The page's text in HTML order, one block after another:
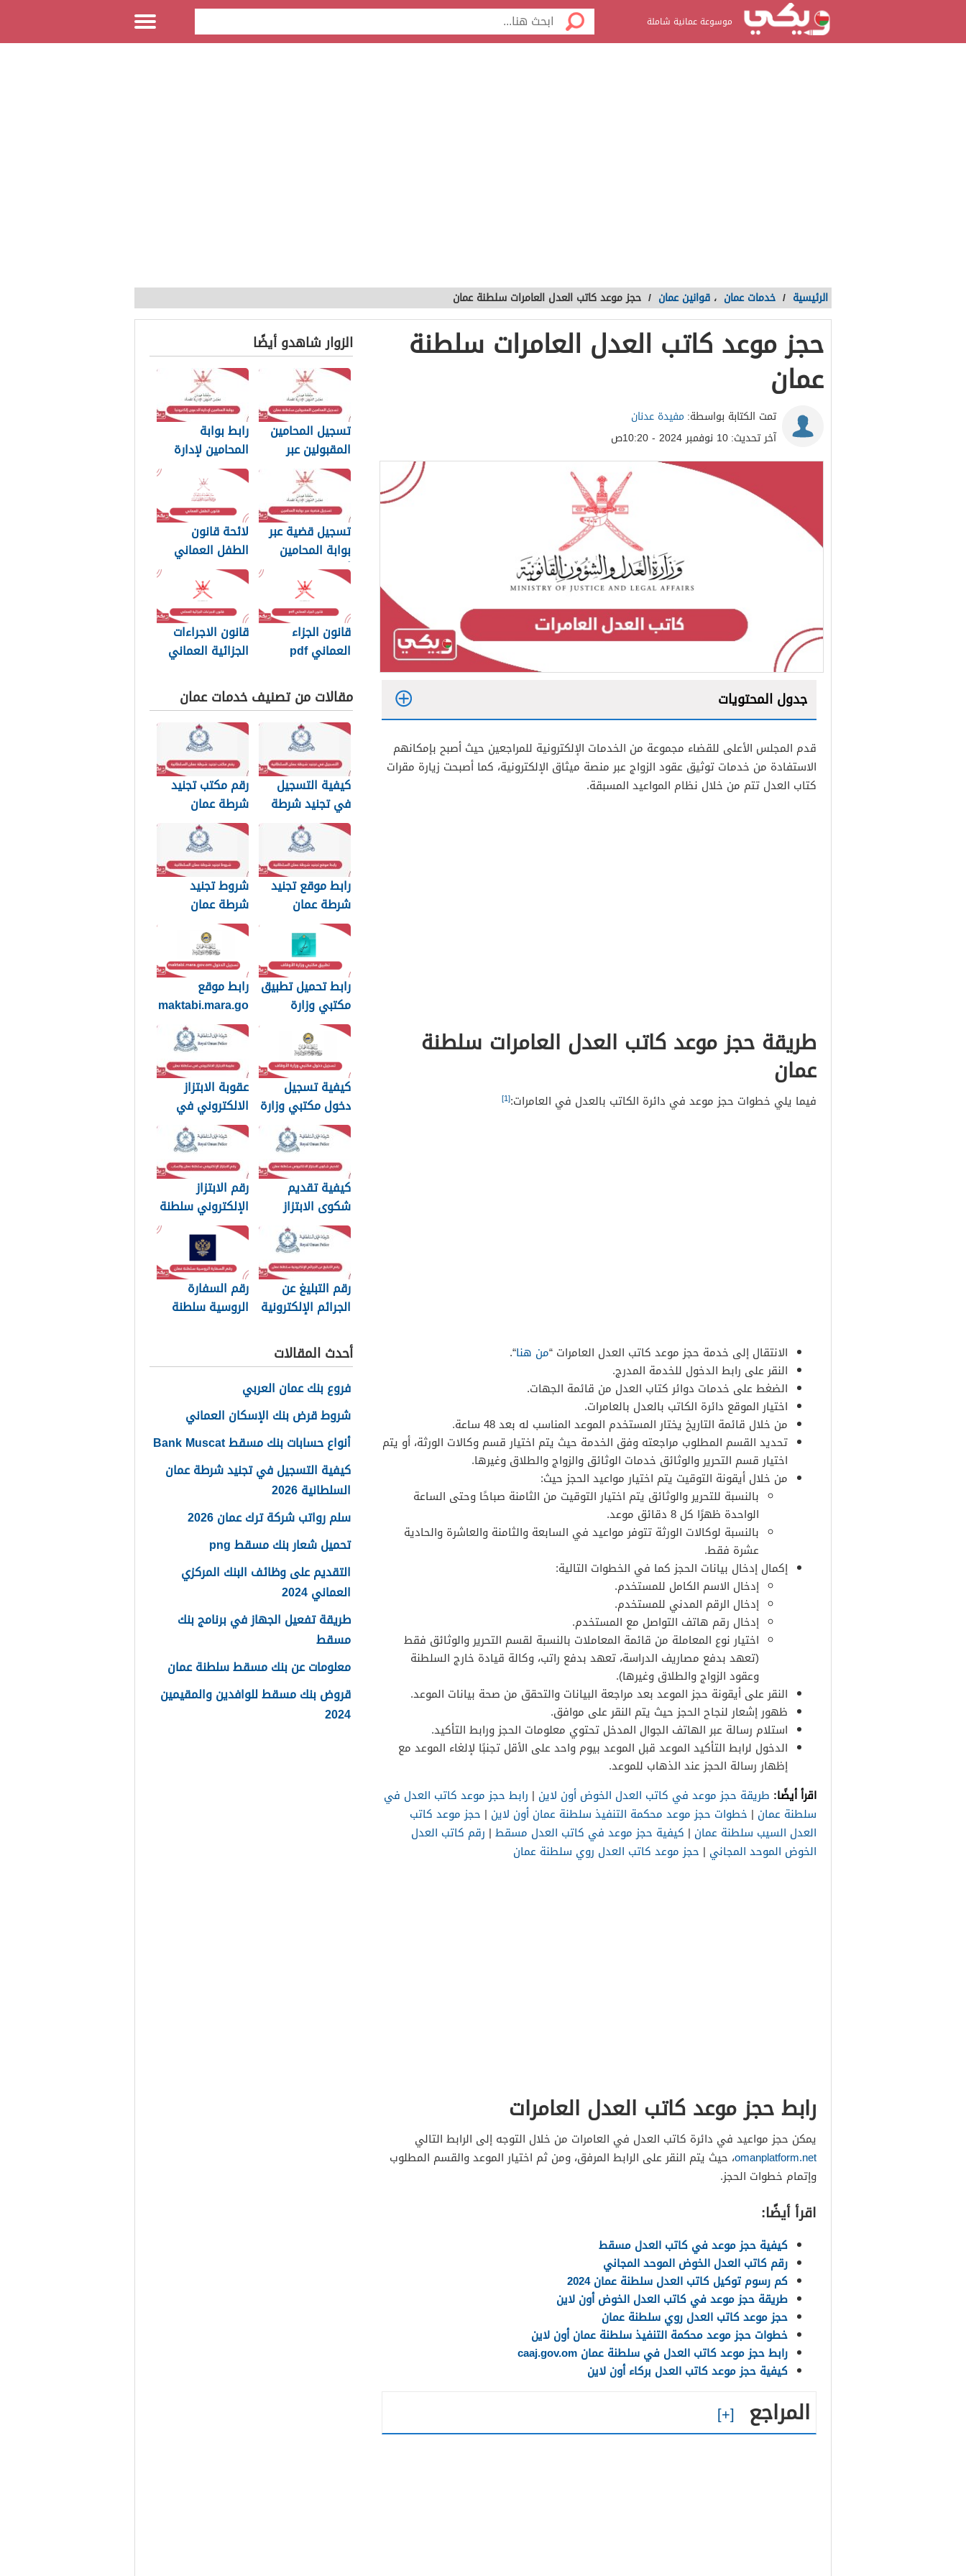
موسوعة عمانية شاملة
الرئيسية / خدمات عمان ، قوانين عمان / حجز موعد كاتب العدل العامرات سلطنة عمان
حجز موعد كاتب العدل العامرات سلطنة
عمان
تمت الكتابة بواسطة: مفيدة عدنان
آخر تحديث:10 نوفمبر 2024 - 10:20ص
جدول المحتويات
2
قدم المجلس الأعلى للقضاء مجموعة من الخدمات الإلكترونية للمراجعين حيث أصبح بإمكانهم
الاستفادة من خدمات توثيق عقود الزواج عبر منصة ميثاق الإلكترونية، كما أصبحت زيارة مقرات
كتاب العدل تتم من خلال نظام المواعيد المسبقة.
طريقة حجز موعد كاتب العدل العامرات سلطنة
عمان
فيما يلي خطوات حجز موعد في دائرة الكاتب بالعدل في العامرات:[1]
الانتقال إلى خدمة حجز موعد كاتب العدل العامرات “من هنا“.
النقر على رابط الدخول للخدمة المدرج.
الضغط على خدمات دوائر كتاب العدل من قائمة الجهات.
اختيار الموقع دائرة الكاتب بالعدل بالعامرات.
من خلال قائمة التاريخ يختار المستخدم الموعد المناسب له بعد 48 ساعة.
تحديد القسم المطلوب مراجعته وفق الخدمة حيث يتم اختيار قسم وكالات الورثة، أو يتم
اختيار قسم التحرير والوثائق خدمات الوثائق والزواج والطلاق وغيرها.
من خلال أيقونة التوقيت يتم اختيار مواعيد الحجز حيث:
بالنسبة للتحرير والوثائق يتم اختيار التوقيت من الثامنة صباحًا وحتى الساعة
الواحدة ظهرًا كل 8 دقائق موعد.
بالنسبة لوكالات الورثة تتوفر مواعيد في السابعة والثامنة والعاشرة والحادية
عشرة فقط.
إكمال إدخال بيانات الحجز كما في الخطوات التالية:
إدخال الاسم الكامل للمستخدم.
إدخال الرقم المدني للمستخدم.
إدخال رقم هاتف التواصل مع المستخدم.
اختيار نوع المعاملة من قائمة المعاملات بالنسبة لقسم التحرير والوثائق فقط
(تعهد بدفع مصاريف الدراسة، تعهد بدفع راتب، وكالة قيادة خارج السلطنة
وعقود الزواج والطلاق وغيرها).
النقر على أيقونة حجز الموعد بعد مراجعة البيانات والتحقق من صحة بيانات الموعد.
ظهور إشعار لنجاح الحجز حيث يتم النقر على موافق.
استلام رسالة عبر الهاتف الجوال المدخل تحتوي معلومات الحجز ورابط التأكيد.
الدخول لرابط التأكيد الموعد قبل الموعد بيوم واحد على الأقل تجنبًا لإلغاء الموعد مع
إظهار رسالة الحجز عند الذهاب للموعد.
اقرأ أيضًا: طريقة حجز موعد في كاتب العدل الخوض أون لاين | رابط حجز موعد كاتب العدل في
سلطنة عمان | خطوات حجز موعد محكمة التنفيذ سلطنة عمان أون لاين | حجز موعد كاتب
العدل السيب سلطنة عمان | كيفية حجز موعد في كاتب العدل مسقط | رقم كاتب العدل
الخوض الموحد المجاني | حجز موعد كاتب العدل روي سلطنة عمان
رابط حجز موعد كاتب العدل العامرات
يمكن حجز مواعيد في دائرة كاتب العدل في العامرات من خلال التوجه إلى الرابط التالي
omanplatform.net، حيث يتم النقر على الرابط المرفق، ومن ثم اختيار الموعد والقسم المطلوب
وإتمام خطوات الحجز.
اقرأ أيضًا:
كيفية حجز موعد في كاتب العدل مسقط
رقم كاتب العدل الخوض الموحد المجاني
كم رسوم توكيل كاتب العدل سلطنة عمان 2024
طريقة حجز موعد في كاتب العدل الخوض أون لاين
حجز موعد كاتب العدل روي سلطنة عمان
خطوات حجز موعد محكمة التنفيذ سلطنة عمان أون لاين
رابط حجز موعد كاتب العدل في سلطنة عمان caaj.gov.om
كيفية حجز موعد كاتب العدل بركاء أون لاين
المراجع
الزوار شاهدو أيضًا
تسجيل المحامين
المقبولين عبر
بوابة المحامين
سلطنة عمان
رابط بوابة
المحامين لإدارة
الدعوى إلكترونيا
تسجيل قضية عبر
بوابة المحامين
أون لاين 2026
لائحة قانون
الطفل العماني
2026
قانون الجزاء
العماني pdf
قانون الاجراءات
الجزائية العماني
مقالات من تصنيف خدمات عمان
كيفية التسجيل
في تجنيد شرطة
عمان السلطانية
2026
رقم مكتب تجنيد
شرطة عمان
السلطانية
رابط موقع تجنيد
شرطة عمان
السلطانية
شروط تجنيد
شرطة عمان
السلطانية 2026
رابط تحميل تطبيق
مكتبي وزارة
الأوقاف
رابط موقع
maktabi.mara.go
v.om تسجيل
الدخول
كيفية تسجيل
دخول مكتبي وزارة
الأوقاف سلطنة
عمان
عقوبة الابتزاز
الالكتروني في
سلطنة عمان
بالصور والرسائل
كيفية تقديم
شكوى الابتزاز
الالكتروني في
سلطنة عمان
رقم الابتزاز
الإلكتروني سلطنة
عمان واتساب
رقم التبليغ عن
الجرائم الإلكترونية
2026
رقم السفارة
الروسية سلطنة
أحدث المقالات
فروع بنك عمان العربي
شروط قرض بنك الإسكان العماني
أنواع حسابات بنك مسقط Bank Muscat
كيفية التسجيل في تجنيد شرطة عمان
السلطانية 2026
سلم رواتب شركة ترك عمان 2026
تحميل شعار بنك مسقط png
التقديم على وظائف البنك المركزي
العماني 2024
طريقة تفعيل الجهاز في برنامج بنك
مسقط
معلومات عن بنك مسقط سلطنة عمان
قروض بنك مسقط للوافدين والمقيمين
2024